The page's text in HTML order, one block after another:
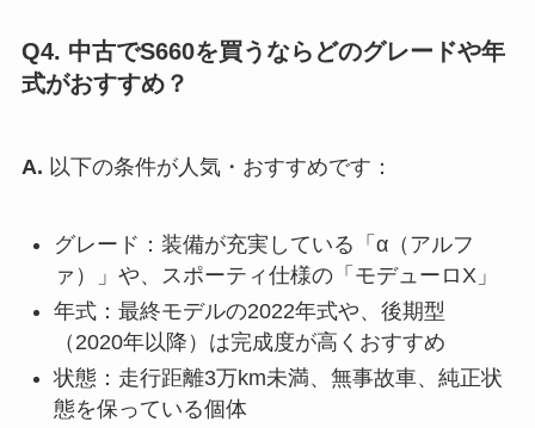
Q4. 中古でS660を買うならどのグレードや年
式がおすすめ？
A. 以下の条件が人気・おすすめです：
グレード：装備が充実している「α（アルフ
ァ）」や、スポーティ仕様の「モデューロX」
年式：最終モデルの2022年式や、後期型
（2020年以降）は完成度が高くおすすめ
状態：走行距離3万km未満、無事故車、純正状
態を保っている個体